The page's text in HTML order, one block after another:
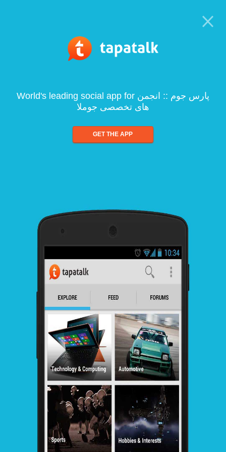
World's leading social app for پارس جوم :: انجمن
های تخصصی جوملا
GET THE APP